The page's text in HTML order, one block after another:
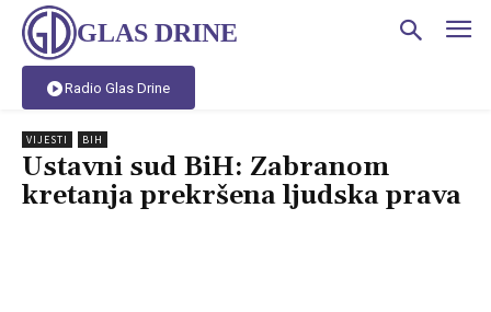
GLAS DRINE
Radio Glas Drine
VIJESTI BIH
Ustavni sud BiH: Zabranom
kretanja prekršena ljudska prava